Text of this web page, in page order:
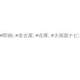
#即納 #名古屋 #在庫 #大画面ナビ